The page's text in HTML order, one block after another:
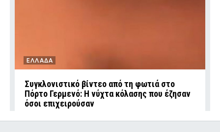
ΕΛΛΑΔΑ
Συγκλονιστικό βίντεο από τη φωτιά στο
Πόρτο Γερμενό: Η νύχτα κόλασης που έζησαν
όσοι επιχειρούσαν